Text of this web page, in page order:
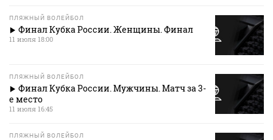
ПЛЯЖНЫЙ ВОЛЕЙБОЛ
Финал Кубка России. Женщины. Финал
11 июля 18:00
ПЛЯЖНЫЙ ВОЛЕЙБОЛ
Финал Кубка России. Мужчины. Матч за 3-
е место
11 июля 16:45
ПЛЯЖНЫЙ ВОЛЕЙБОЛ